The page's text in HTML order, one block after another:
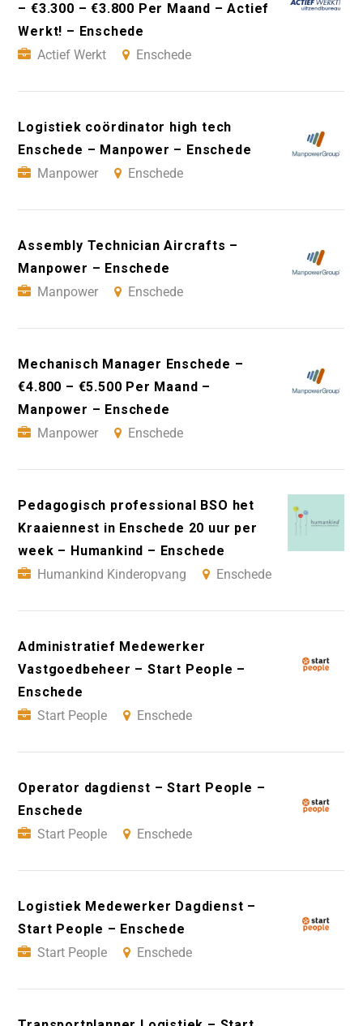
– €3.300 – €3.800 Per Maand – Actief
Werkt! – Enschede
Actief Werkt
Enschede
Logistiek coördinator high tech
Enschede – Manpower – Enschede
Manpower
Enschede
Assembly Technician Aircrafts –
Manpower – Enschede
Manpower
Enschede
Mechanisch Manager Enschede –
€4.800 – €5.500 Per Maand –
Manpower – Enschede
Manpower
Enschede
Pedagogisch professional BSO het
Kraaiennest in Enschede 20 uur per
week – Humankind – Enschede
Humankind Kinderopvang
Enschede
Administratief Medewerker
Vastgoedbeheer – Start People –
Enschede
Start People
Enschede
Operator dagdienst – Start People –
Enschede
Start People
Enschede
Logistiek Medewerker Dagdienst –
Start People – Enschede
Start People
Enschede